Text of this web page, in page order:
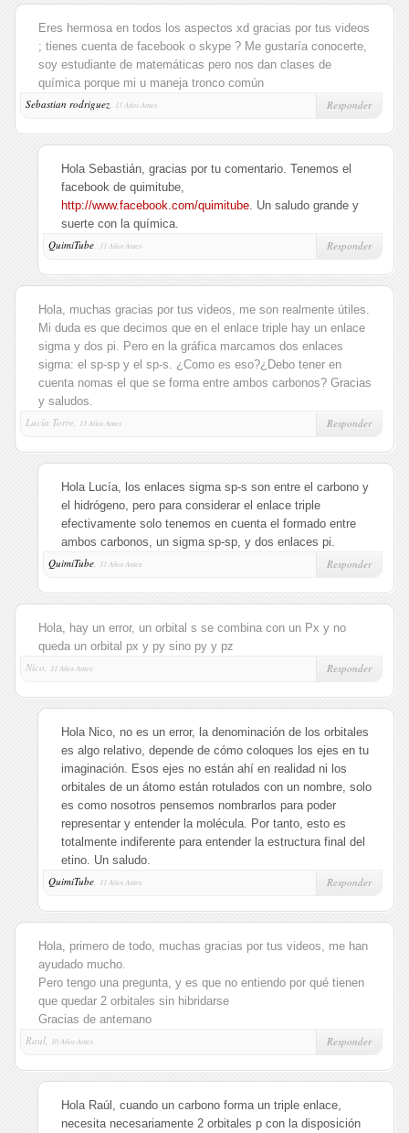
Eres hermosa en todos los aspectos xd gracias por tus videos
; tienes cuenta de facebook o skype ? Me gustaría conocerte,
soy estudiante de matemáticas pero nos dan clases de
química porque mi u maneja tronco común
Sebastian rodriguez
11 Años Antes Responder
Hola Sebastián, gracias por tu comentario. Tenemos el
facebook de quimitube,
http://www.facebook.com/quimitube . Un saludo grande y
suerte con la química.
QuimiTube
11 Años Antes Responder
Hola, muchas gracias por tus videos, me son realmente útiles.
Mi duda es que decimos que en el enlace triple hay un enlace
sigma y dos pi. Pero en la gráfica marcamos dos enlaces
sigma: el sp-sp y el sp-s. ¿Como es eso?¿Debo tener en
cuenta nomas el que se forma entre ambos carbonos? Gracias
y saludos.
Lucía Torre,
11 Años Antes Responder
Hola Lucía, los enlaces sigma sp-s son entre el carbono y
el hidrógeno, pero para considerar el enlace triple
efectivamente solo tenemos en cuenta el formado entre
ambos carbonos, un sigma sp-sp, y dos enlaces pi.
QuimiTube
11 Años Antes Responder
Hola, hay un error, un orbital s se combina con un Px y no
queda un orbital px y py sino py y pz
Nico,
11 Años Antes Responder
Hola Nico, no es un error, la denominación de los orbitales
es algo relativo, depende de cómo coloques los ejes en tu
imaginación. Esos ejes no están ahí en realidad ni los
orbitales de un átomo están rotulados con un nombre, solo
es como nosotros pensemos nombrarlos para poder
representar y entender la molécula. Por tanto, esto es
totalmente indiferente para entender la estructura final del
etino. Un saludo.
QuimiTube
11 Años Antes Responder
Hola, primero de todo, muchas gracias por tus videos, me han
ayudado mucho.
Pero tengo una pregunta, y es que no entiendo por qué tienen
que quedar 2 orbitales sin hibridarse
Gracias de antemano
Raul,
10 Años Antes Responder
Hola Raúl, cuando un carbono forma un triple enlace,
necesita necesariamente 2 orbitales p con la disposición